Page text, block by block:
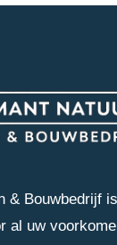
& Bouwbedrijf
al uw